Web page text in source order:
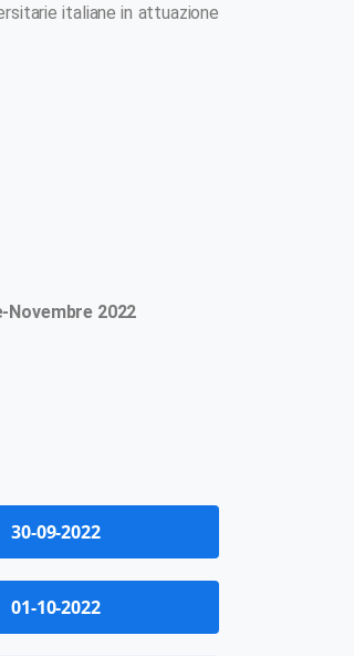
italiane in attuazione
Novembre 2022
30-09-2022
01-10-2022